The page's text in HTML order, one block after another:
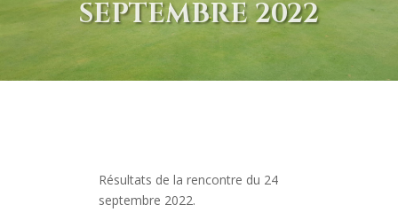
SEPTEMBRE 2022
Résultats de la rencontre du 24
septembre 2022.